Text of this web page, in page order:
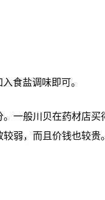
，待煮好后加入食盐调味即可。
处理‮的过‬（带少许‮色灰‬），处理‮的过‬川贝‮当相‬白净，虽然‮看好‬，但功效‮弱较‬，而且‮钱价‬也较贵。